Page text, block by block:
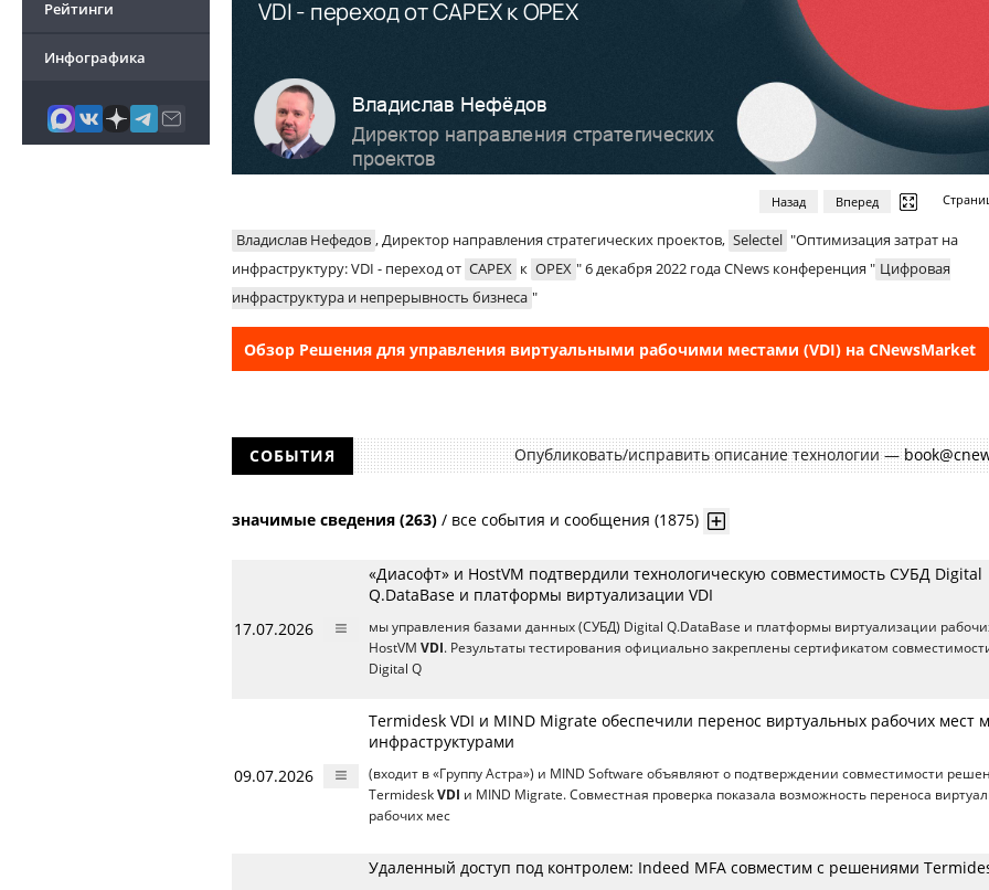
Рейтинги
Инфографика
Назад Вперед
Владислав Нефедов , Директор направления стратегических проектов, Selectel "Оптимизация затрат на
инфраструктуру: VDI - переход от CAPEX к OPEX " 6 декабря 2022 года CNews конференция " Цифровая
инфраструктура и непрерывность бизнеса "
Обзор Решения для управления виртуальными рабочими местами (VDI) на CNewsMarket
СОБЫТИЯ Опубликовать/исправить описание технологии —
значимые сведения (263) / все события и сообщения (1875)
17.07.2026
«Диасофт» и HostVM подтвердили технологическую совместимость СУБД Digital
Q.DataBase и платформы виртуализации VDI
мы управления базами данных (СУБД) Digital Q.DataBase и платформы виртуализации
HostVM VDI. Результаты тестирования официально закреплены сертификатом
Digital Q
09.07.2026
Termidesk VDI и MIND Migrate обеспечили перенос виртуальных рабочих мест
инфраструктурами
(входит в «Группу Астра») и MIND Software объявляют о подтверждении совместимости
Termidesk VDI и MIND Migrate. Совместная проверка показала возможность переноса
рабочих мес
Удаленный доступ под контролем: Indeed MFA совместим с решениями